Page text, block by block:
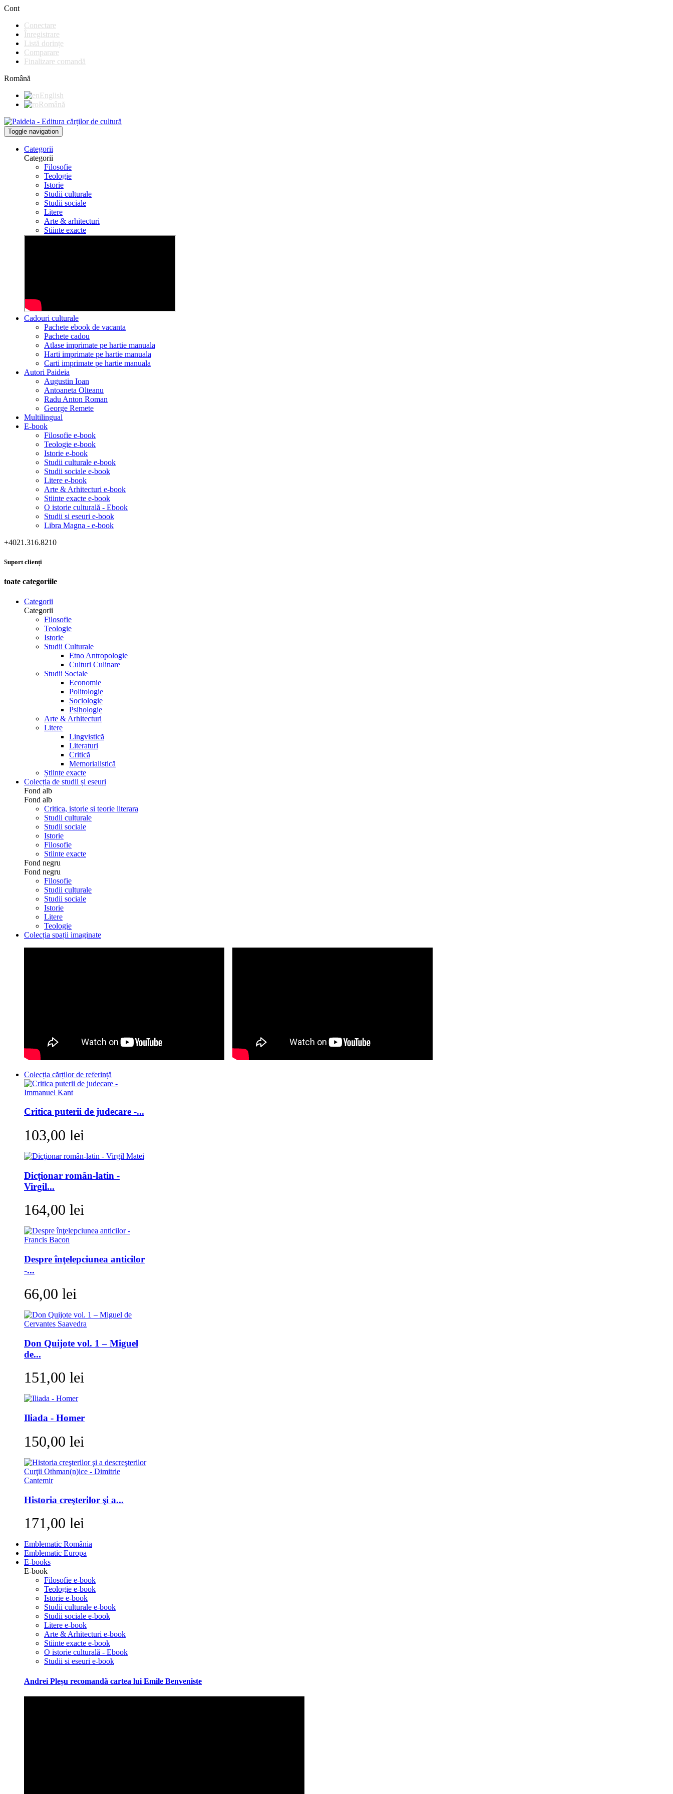
Cont
Conectare
Înregistrare
Listă dorințe
Comparare
Finalizare comandă
Română
English
Română
Toggle navigation
Categorii
Categorii
Filosofie
Teologie
Istorie
Studii culturale
Studii sociale
Litere
Arte & arhitecturi
Stiinte exacte
Cadouri culturale
Pachete ebook de vacanta
Pachete cadou
Atlase imprimate pe hartie manuala
Harti imprimate pe hartie manuala
Carti imprimate pe hartie manuala
Autori Paideia
Augustin Ioan
Antoaneta Olteanu
Radu Anton Roman
George Remete
Multilingual
E-book
Filosofie e-book
Teologie e-book
Istorie e-book
Studii culturale e-book
Studii sociale e-book
Litere e-book
Arte & Arhitecturi e-book
Stiinte exacte e-book
O istorie culturală - Ebook
Studii si eseuri e-book
Libra Magna - e-book
+4021.316.8210
Suport clienți
toate categoriile
Categorii
Categorii
Filosofie
Teologie
Istorie
Studii Culturale
Etno Antropologie
Culturi Culinare
Studii Sociale
Economie
Politologie
Sociologie
Psihologie
Arte & Arhitecturi
Litere
Lingvistică
Literaturi
Critică
Memorialistică
Științe exacte
Colecția de studii și eseuri
Fond alb
Fond alb
Critica, istorie si teorie literara
Studii culturale
Studii sociale
Istorie
Filosofie
Stiinte exacte
Fond negru
Fond negru
Filosofie
Studii culturale
Studii sociale
Istorie
Litere
Teologie
Colecția spații imaginate
Colecția cărților de referință
Critica puterii de judecare -...
103,00 lei
Dicţionar român-latin -
Virgil...
164,00 lei
Despre înţelepciunea anticilor
-...
66,00 lei
Don Quijote vol. 1 – Miguel
de...
151,00 lei
Iliada - Homer
150,00 lei
Historia creşterilor şi a...
171,00 lei
Emblematic România
Emblematic Europa
E-books
E-book
Filosofie e-book
Teologie e-book
Istorie e-book
Studii culturale e-book
Studii sociale e-book
Litere e-book
Arte & Arhitecturi e-book
Stiinte exacte e-book
O istorie culturală - Ebook
Studii si eseuri e-book
Andrei Pleșu recomandă cartea lui Emile Benveniste